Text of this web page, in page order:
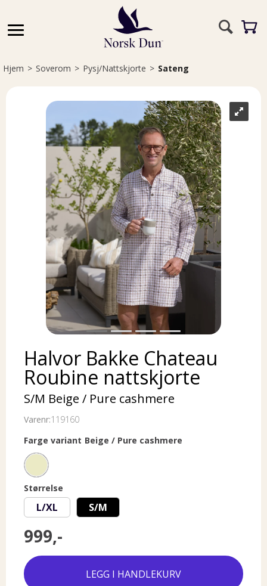
Hjem>Soverom>Pysj/Nattskjorte>Sateng
Halvor Bakke Chateau
Roubine nattskjorte
S/M Beige / Pure cashmere
Varenr:119160
Farge variant Beige / Pure cashmere
Størrelse
L/XL S/M
999,-